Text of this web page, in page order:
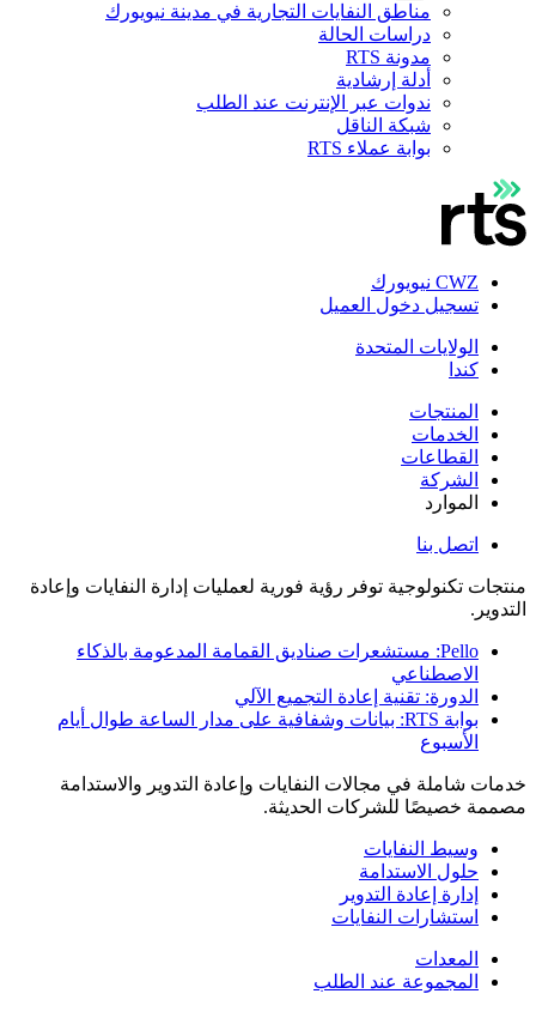
مناطق النفايات التجارية في مدينة نيويورك
دراسات الحالة
مدونة RTS
أدلة إرشادية
ندوات عبر الإنترنت عند الطلب
شبكة الناقل
بوابة عملاء RTS
CWZ نيويورك
تسجيل دخول العميل
الولايات المتحدة
كندا
المنتجات
الخدمات
القطاعات
الشركة
الموارد
اتصل بنا
منتجات تكنولوجية توفر رؤية فورية لعمليات إدارة النفايات وإعادة
التدوير.
Pello: مستشعرات صناديق القمامة المدعومة بالذكاء
الاصطناعي
الدورة: تقنية إعادة التجميع الآلي
بوابة RTS: بيانات وشفافية على مدار الساعة طوال أيام
الأسبوع
خدمات شاملة في مجالات النفايات وإعادة التدوير والاستدامة
مصممة خصيصًا للشركات الحديثة.
وسيط النفايات
حلول الاستدامة
إدارة إعادة التدوير
استشارات النفايات
المعدات
المجموعة عند الطلب